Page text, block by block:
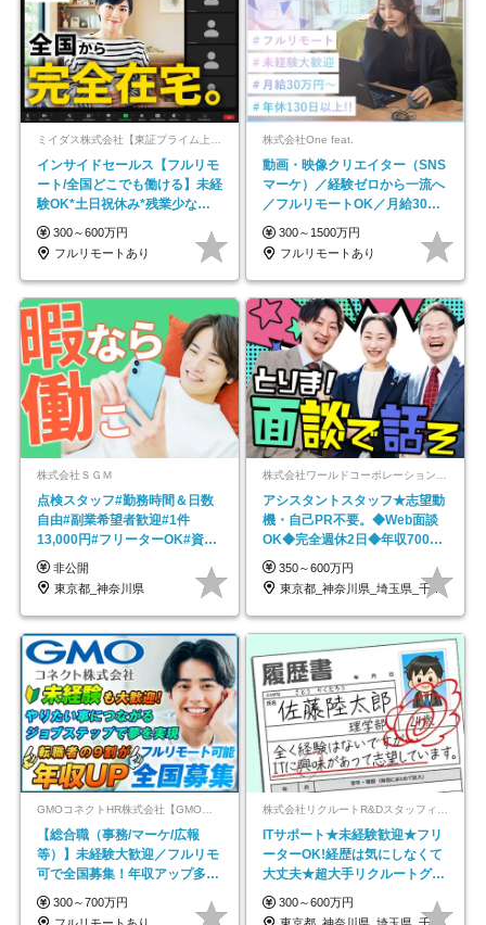
ミイダス株式会社【東証プライム上場パーソルグループ】
インサイドセールス【フルリモ
ート/全国どこでも働ける】未経
験OK*土日祝休み*残業少なめ*
在宅勤務手当あり
300～600万円
フルリモートあり
株式会社One feat.
動画・映像クリエイター（SNS
マーケ）／経験ゼロから一流へ
／フルリモートOK／月給30万
円～／年休130日以上
300～1500万円
フルリモートあり
株式会社ＳＧＭ
点検スタッフ#勤務時間＆日数
自由#副業希望者歓迎#1件
13,000円#フリーターOK#資格
スキル不要
非公開
東京都_神奈川県
アシスタントスタッフ★志望動
機・自己PR不要。◆Web面談
OK◆完全週休2日◆年収700万
円可/p13
350～600万円
東京都_神奈川県_埼玉県_千葉県_大阪府…
GMOコネクトHR株式会社【GMOインターネットグループ】
【総合職（事務/マーケ/広報
等）】未経験大歓迎／フルリモ
可で全国募集！年収アップ多数
★年休最大130日★
300～700万円
ITサポート★未経験歓迎★フリ
ーターOK!経歴は気にしなくて
大丈夫★超大手リクルートグル
ープの正社員/sg
300～600万円